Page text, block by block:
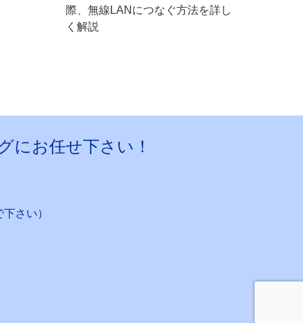
際、無線LANにつなぐ方法を詳し
く解説
にお任せ下さい！
さい）